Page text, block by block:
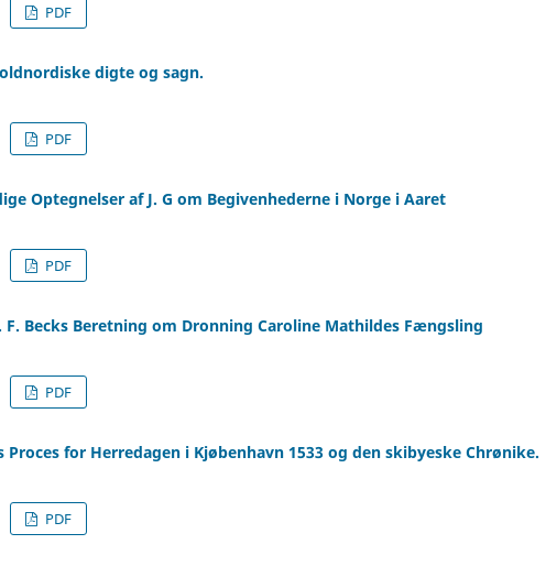
PDF
digte og sagn.
PDF
Optegnelser af J. G om Begivenhederne i Norge i Aaret
PDF
F. Becks Beretning om Dronning Caroline Mathildes Fængsling
PDF
Proces for Herredagen i Kjøbenhavn 1533 og den skibyeske Chrønike.
PDF